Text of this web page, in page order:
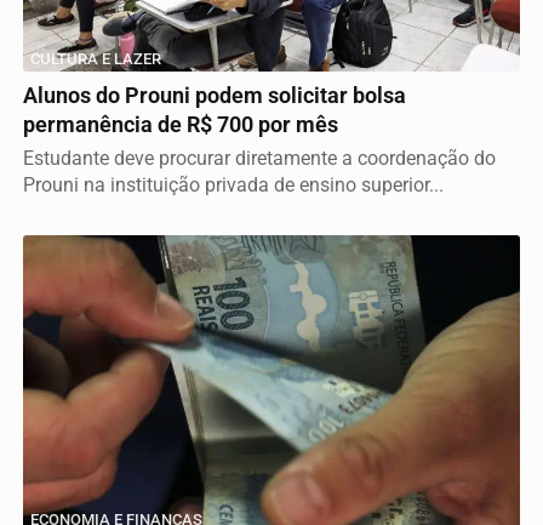
CULTURA E LAZER
Alunos do Prouni podem solicitar bolsa
permanência de R$ 700 por mês
Estudante deve procurar diretamente a coordenação do
Prouni na instituição privada de ensino superior...
ECONOMIA E FINANÇAS